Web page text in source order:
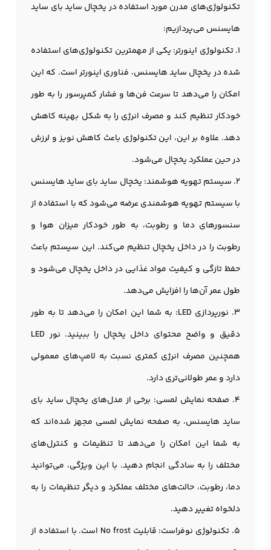
تکنولوژی‌های مدرن مورد استفاده در یخچال ساید بای ساید
هایسنس می‌پردازیم:
1. تکنولوژی اینورتر: یکی از مهمترین تکنولوژی‌های استفاده
شده در یخچال ساید هایسنس، فناوری اینورتر است. که این
امکان را می‌دهد تا سرعت فن‌ها و فشار کمپرسور را به طور
خودکار تنظیم کند و مصرف انرژی را به شکل بهینه کاهش
دهد. علاوه بر این، این تکنولوژی باعث کاهش نویز و لرزش
در حین عملکرد یخچال می‌شود.
2. سیستم تهویه هوشمند: یخچال ساید بای ساید هایسنس
با سیستم تهویه هوشمندی عرضه می‌شود که با استفاده از
سنسورهای دما و رطوبت، به طور خودکار میزان هوا و
رطوبت را در داخل یخچال تنظیم می‌کند. این سیستم باعث
حفظ تازگی و کیفیت مواد غذایی در داخل یخچال می‌شود و
طول عمر آن‌ها را افزایش می‌دهد.
3. نورپردازی LED: به شما این امکان را می‌دهد تا به طور
دقیق و واضح محتوای داخل یخچال را ببینید. نور LED
همچنین مصرف انرژی کمتری نسبت به لامپ‌های معمولی
دارد و عمر طولانی‌تری دارد.
4. صفحه نمایش لمسی: برخی از مدل‌های یخچال ساید بای
ساید هایسنس، به صفحه نمایش لمسی مجهز شده‌اند که
به شما این امکان را می‌دهد تا تنظیمات و کنترل‌های
مختلف را به سادگی انجام دهید. با این ویژگی، می‌توانید
دما، رطوبت، حالت‌های مختلف عملکرد و دیگر تنظیمات را به
دلخواه تغییر دهید.
5. تکنولوژی نوفراست: قابلیت No frost است. با استفاده از